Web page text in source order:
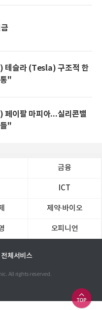
라 (Tesla) 구조적 한
"
페이팔 마피아...실리콘밸
"
금융
ICT
제약∙바이오
오피니언
전체서비스
All rights reserved.